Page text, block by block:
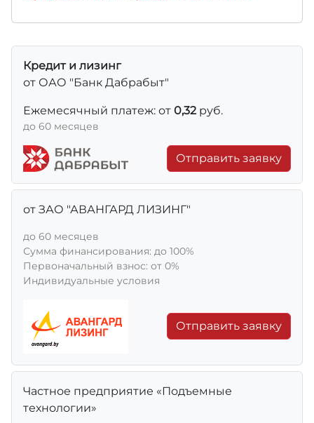
Кредит и лизинг
от ОАО "Банк Дабрабыт"
Ежемесячный платеж: от 0,32руб.
до 60 месяцев
Отправить заявку
от ЗАО "АВАНГАРД ЛИЗИНГ"
до 60 месяцев
Сумма финансирования: до 100%
Первоначальный взнос: от 0%
Индивидуальные условия
Отправить заявку
Частное предприятие «Подъемные
технологии»